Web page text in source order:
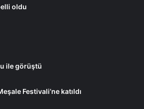
oldu
ile görüştü
Festivali’ne katıldı